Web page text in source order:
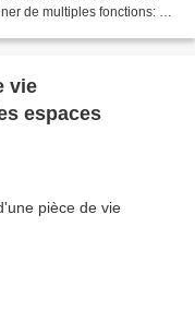
de multiples fonctions: un
vie
espaces